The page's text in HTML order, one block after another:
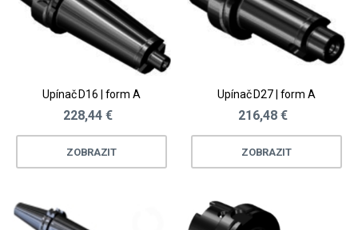
Upínač D16 | form A
228,44 €
ZOBRAZIT
Upínač D27 | form A
216,48 €
ZOBRAZIT